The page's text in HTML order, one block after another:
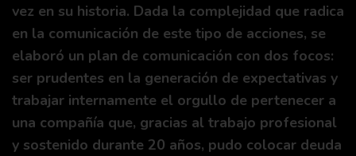
vez en su historia. Dada la complejidad que radica
en la comunicación de este tipo de acciones, se
elaboró un plan de comunicación con dos focos:
ser prudentes en la generación de expectativas y
trabajar internamente el orgullo de pertenecer a
una compañía que, gracias al trabajo profesional
y sostenido durante 20 años, pudo colocar deuda